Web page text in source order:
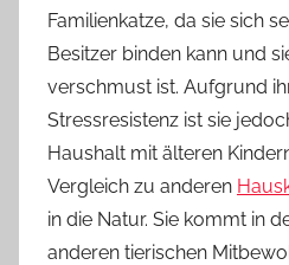
Familienkatze, da sie sich
Besitzer binden kann und
verschmust ist. Aufgrund
Stressresistenz ist sie
Haushalt mit älteren
Vergleich zu anderen
in die Natur. Sie kommt in
anderen tierischen